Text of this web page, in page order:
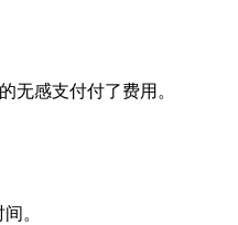
无感支付付了费用。
。